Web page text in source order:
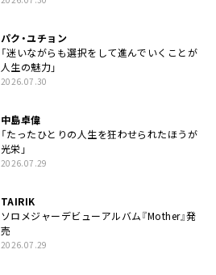
パク・ユチョン
「迷いながらも選択をして進んでいくことが
人生の魅力」
2026.07.30
中島卓偉
「たったひとりの人生を狂わせられたほうが
光栄」
2026.07.29
TAIRIK
ソロメジャーデビューアルバム『Mother』発
売
2026.07.29